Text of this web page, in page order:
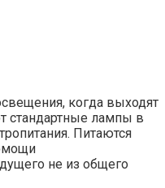
когда выходят
стандартные лампы в
Питаются
не из общего